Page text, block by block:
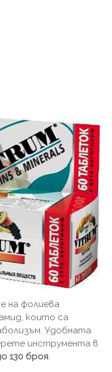
на фолиева
които са
Удобната
инструмента в
130 броя.